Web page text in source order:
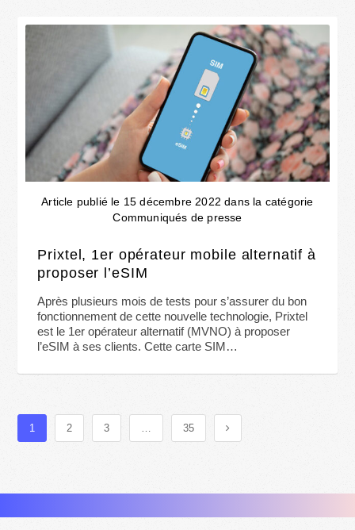
Article publié le 15 décembre 2022 dans la catégorie
Communiqués de presse
Prixtel, 1er opérateur mobile alternatif à
proposer l’eSIM
Après plusieurs mois de tests pour s’assurer du bon
fonctionnement de cette nouvelle technologie, Prixtel
est le 1er opérateur alternatif (MVNO) à proposer
l’eSIM à ses clients. Cette carte SIM…
1 2 3 35